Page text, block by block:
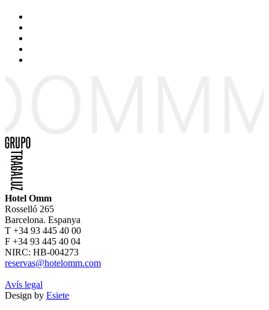
Hotel Omm
Rosselló 265
Barcelona. Espanya
T +34 93 445 40 00
F +34 93 445 40 04
NIRC: HB-004273
reservas@hotelomm.com
Avís legal
Design by Esiete